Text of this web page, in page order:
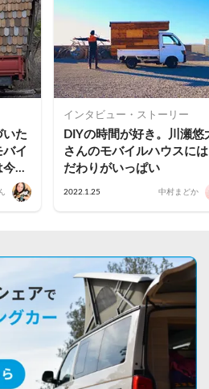
いた
バイ
年
インタビュー・ストーリー
DIYの時間が好き。川瀬悠
さんのモバイルハウスに
だわりがいっぱい
2022.1.25 中村まどか